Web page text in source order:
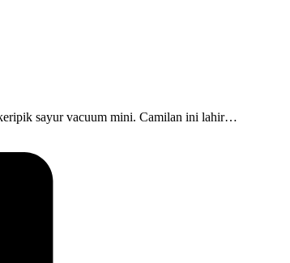
keripik sayur vacuum mini. Camilan ini lahir…